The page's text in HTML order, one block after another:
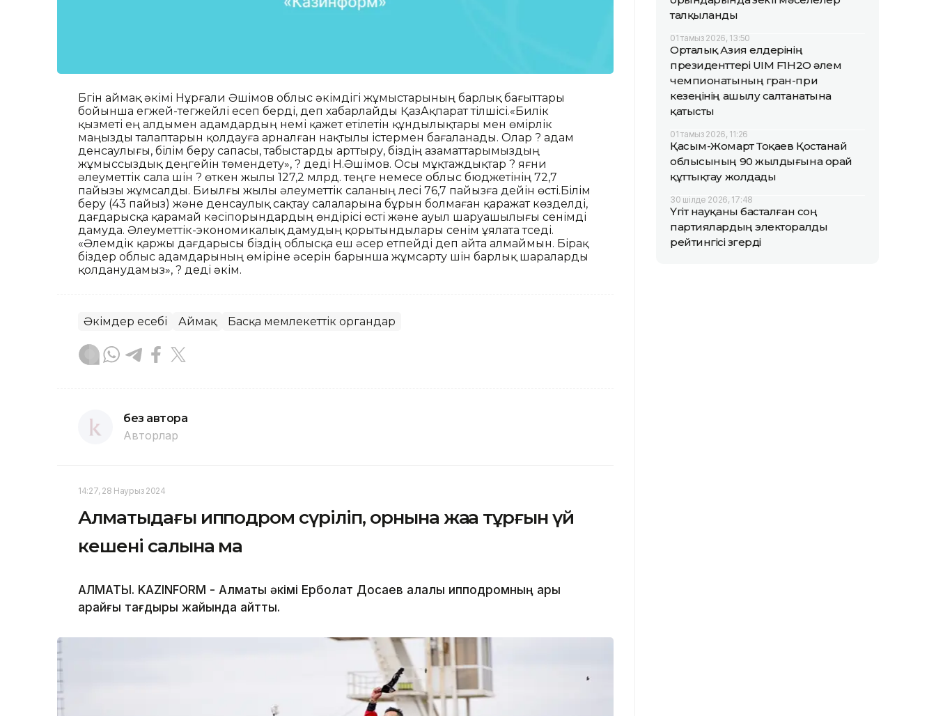
Бүгін аймақ әкімі Нұрғали Әшімов облыс әкімдігі жұмыстарының барлық бағыттары
бойынша егжей-тегжейлі есеп берді, деп хабарлайды ҚазАқпарат тілшісі.«Билік
қызметі ең алдымен адамдардың үнемі қажет етілетін құндылықтары мен өмірлік
маңызды талаптарын қолдауға арналған нақтылы істермен бағаланады. Олар ? адам
денсаулығы, білім беру сапасы, табыстарды арттыру, біздің азаматтарымыздың
жұмыссыздық деңгейін төмендету», ? деді Н.Әшімов. Осы мұқтаждықтар ? яғни
әлеуметтік сала үшін ? өткен жылы 127,2 млрд. теңге немесе облыс бюджетінің 72,7
пайызы жұмсалды. Биылғы жылы әлеуметтік саланың үлесі 76,7 пайызға дейін өсті.Білім
беру (43 пайыз) және денсаулық сақтау салаларына бұрын болмаған қаражат көзделді,
дағдарысқа қарамай кәсіпорындардың өндірісі өсті және ауыл шаруашылығы сенімді
дамуда. Әлеуметтік-экономикалық дамудың қорытындылары сенім ұялата түседі.
«Әлемдік қаржы дағдарысы біздің облысқа еш әсер етпейді деп айта алмаймын. Бірақ
біздер облыс адамдарының өміріне әсерін барынша жұмсарту үшін барлық шараларды
қолданудамыз», ? деді әкім.
Әкімдер есебі Аймақ Басқа мемлекеттік органдар
без автора
Авторлар
14:27, 28 Наурыз 2024
Алматыдағы ипподром сүріліп, орнына жаңа тұрғын үй
кешені салына ма
АЛМАТЫ. KAZINFORM - Алматы әкімі Ерболат Досаев қалалық ипподромның ары
қарайғы тағдыры жайында айтты.
талқыланды
01 тамыз 2026, 13:50
Орталық Азия елдерінің
президенттері UIM F1H2O әлем
чемпионатының гран-при
кезеңінің ашылу салтанатына
қатысты
01 тамыз 2026, 11:26
Қасым-Жомарт Тоқаев Қостанай
облысының 90 жылдығына орай
құттықтау жолдады
30 шілде 2026, 17:48
Үгіт науқаны басталған соң
партиялардың электоралды
рейтингісі өзгерді